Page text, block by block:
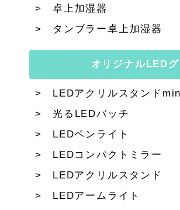
卓上加湿器
タンブラー卓上加湿器
オリジナルLED
LEDアクリルスタンド
光るLEDバッチ
LEDペンライト
LEDコンパクトミラー
LEDアクリルスタンド
LEDアームライト